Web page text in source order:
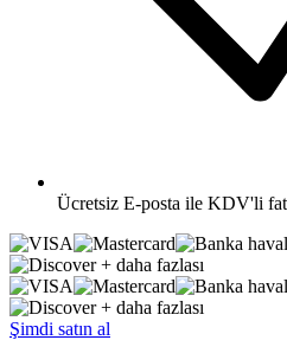
Ücretsiz E-posta ile KDV'li
+ daha fazlası
+ daha fazlası
Şimdi satın al